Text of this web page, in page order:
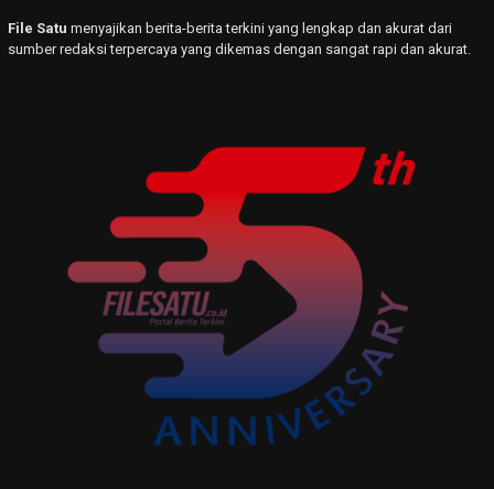
File Satu menyajikan berita-berita terkini yang lengkap dan akurat dari
sumber redaksi terpercaya yang dikemas dengan sangat rapi dan akurat.